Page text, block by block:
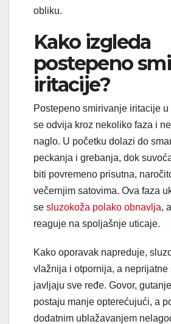
obliku.
Kako izgleda
postepeno
iritacije?
Postepeno smirivanje iritacije
se odvija kroz nekoliko faza i
naglo. U početku dolazi do
peckanja i grebanja, dok
biti povremeno prisutna,
večernjim satovima. Ova faza
se sluzokoža polako obnavlja,
reaguje na spoljašnje uticaje.
Kako oporavak napreduje,
vlažnija i otpornija, a neprijatne
javljaju sve ređe. Govor,
postaju manje opterećujući, a
dodatnim ublažavanjem